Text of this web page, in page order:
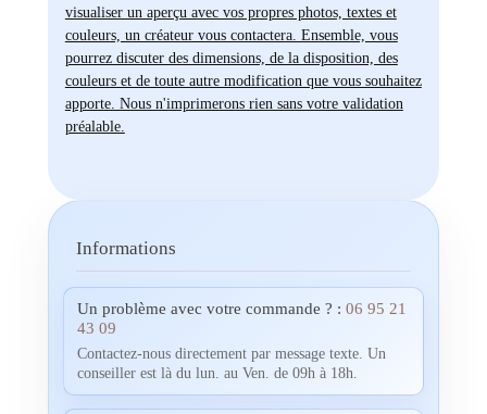
visualiser un aperçu avec vos propres photos, textes et
couleurs, un créateur vous contactera. Ensemble, vous
pourrez discuter des dimensions, de la disposition, des
couleurs et de toute autre modification que vous souhaitez
apporte. Nous n'imprimerons rien sans votre validation
préalable.
Informations
Un problème avec votre commande ? : 06 95 21
43 09
Contactez-nous directement par message texte. Un
conseiller est là du lun. au Ven. de 09h à 18h.